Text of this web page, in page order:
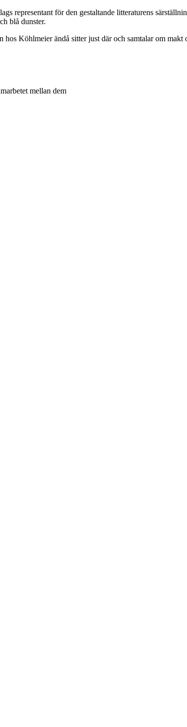
representant för den gestaltande litteraturens
blå dunster.
Köhlmeier ändå sitter just där och samtalar om
mellan dem